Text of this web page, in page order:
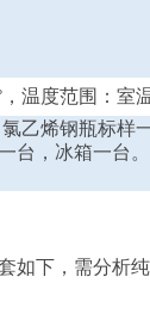
，温度范围：室
乙烯钢瓶标样
台，冰箱一台。
如下，需分析